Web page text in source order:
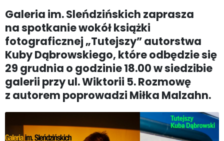
Galeria im. Sleńdzińskich zaprasza
na spotkanie wokół książki
fotograficznej „Tutejszy” autorstwa
Kuby Dąbrowskiego, które odbędzie się
29 grudnia o godzinie 18.00 w siedzibie
galerii przy ul. Wiktorii 5. Rozmowę
z autorem poprowadzi Miłka Malzahn.